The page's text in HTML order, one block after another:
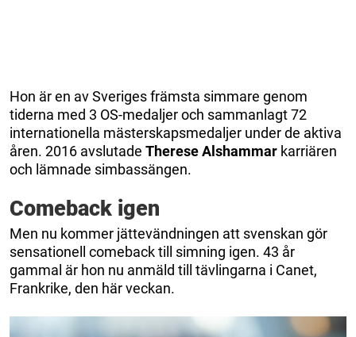
Hon är en av Sveriges främsta simmare genom
tiderna med 3 OS-medaljer och sammanlagt 72
internationella mästerskapsmedaljer under de aktiva
åren. 2016 avslutade Therese Alshammar karriären
och lämnade simbassängen.
Comeback igen
Men nu kommer jättevändningen att svenskan gör
sensationell comeback till simning igen. 43 år
gammal är hon nu anmäld till tävlingarna i Canet,
Frankrike, den här veckan.